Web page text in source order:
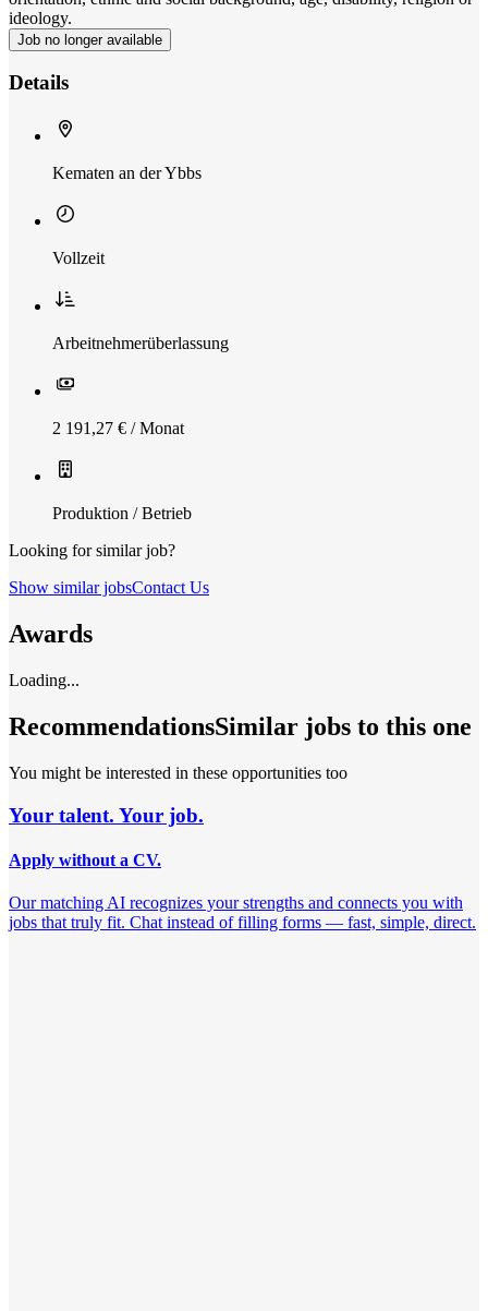
ideology.
Job no longer available
Details
Kematen an der Ybbs
Vollzeit
Arbeitnehmerüberlassung
2 191,27 € / Monat
Produktion / Betrieb
Looking for similar job?
Show similar jobsContact Us
Awards
Loading...
RecommendationsSimilar jobs to this one
You might be interested in these opportunities too
Your talent. Your job.
Apply without a CV.
Our matching AI recognizes your strengths and connects you with
jobs that truly fit. Chat instead of filling forms — fast, simple, direct.